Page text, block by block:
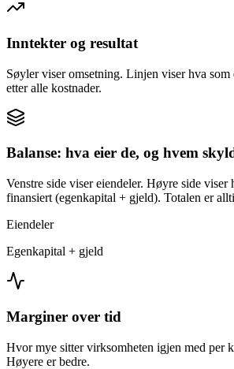
Inntekter og resultat
Søyler viser omsetning. Linjen viser hva som
etter alle kostnader.
Balanse: hva eier de, og hvem
Venstre side viser eiendeler. Høyre side viser
finansiert (egenkapital + gjeld). Totalen er
Eiendeler
Egenkapital + gjeld
Marginer over tid
Hvor mye sitter virksomheten igjen med per
Høyere er bedre.